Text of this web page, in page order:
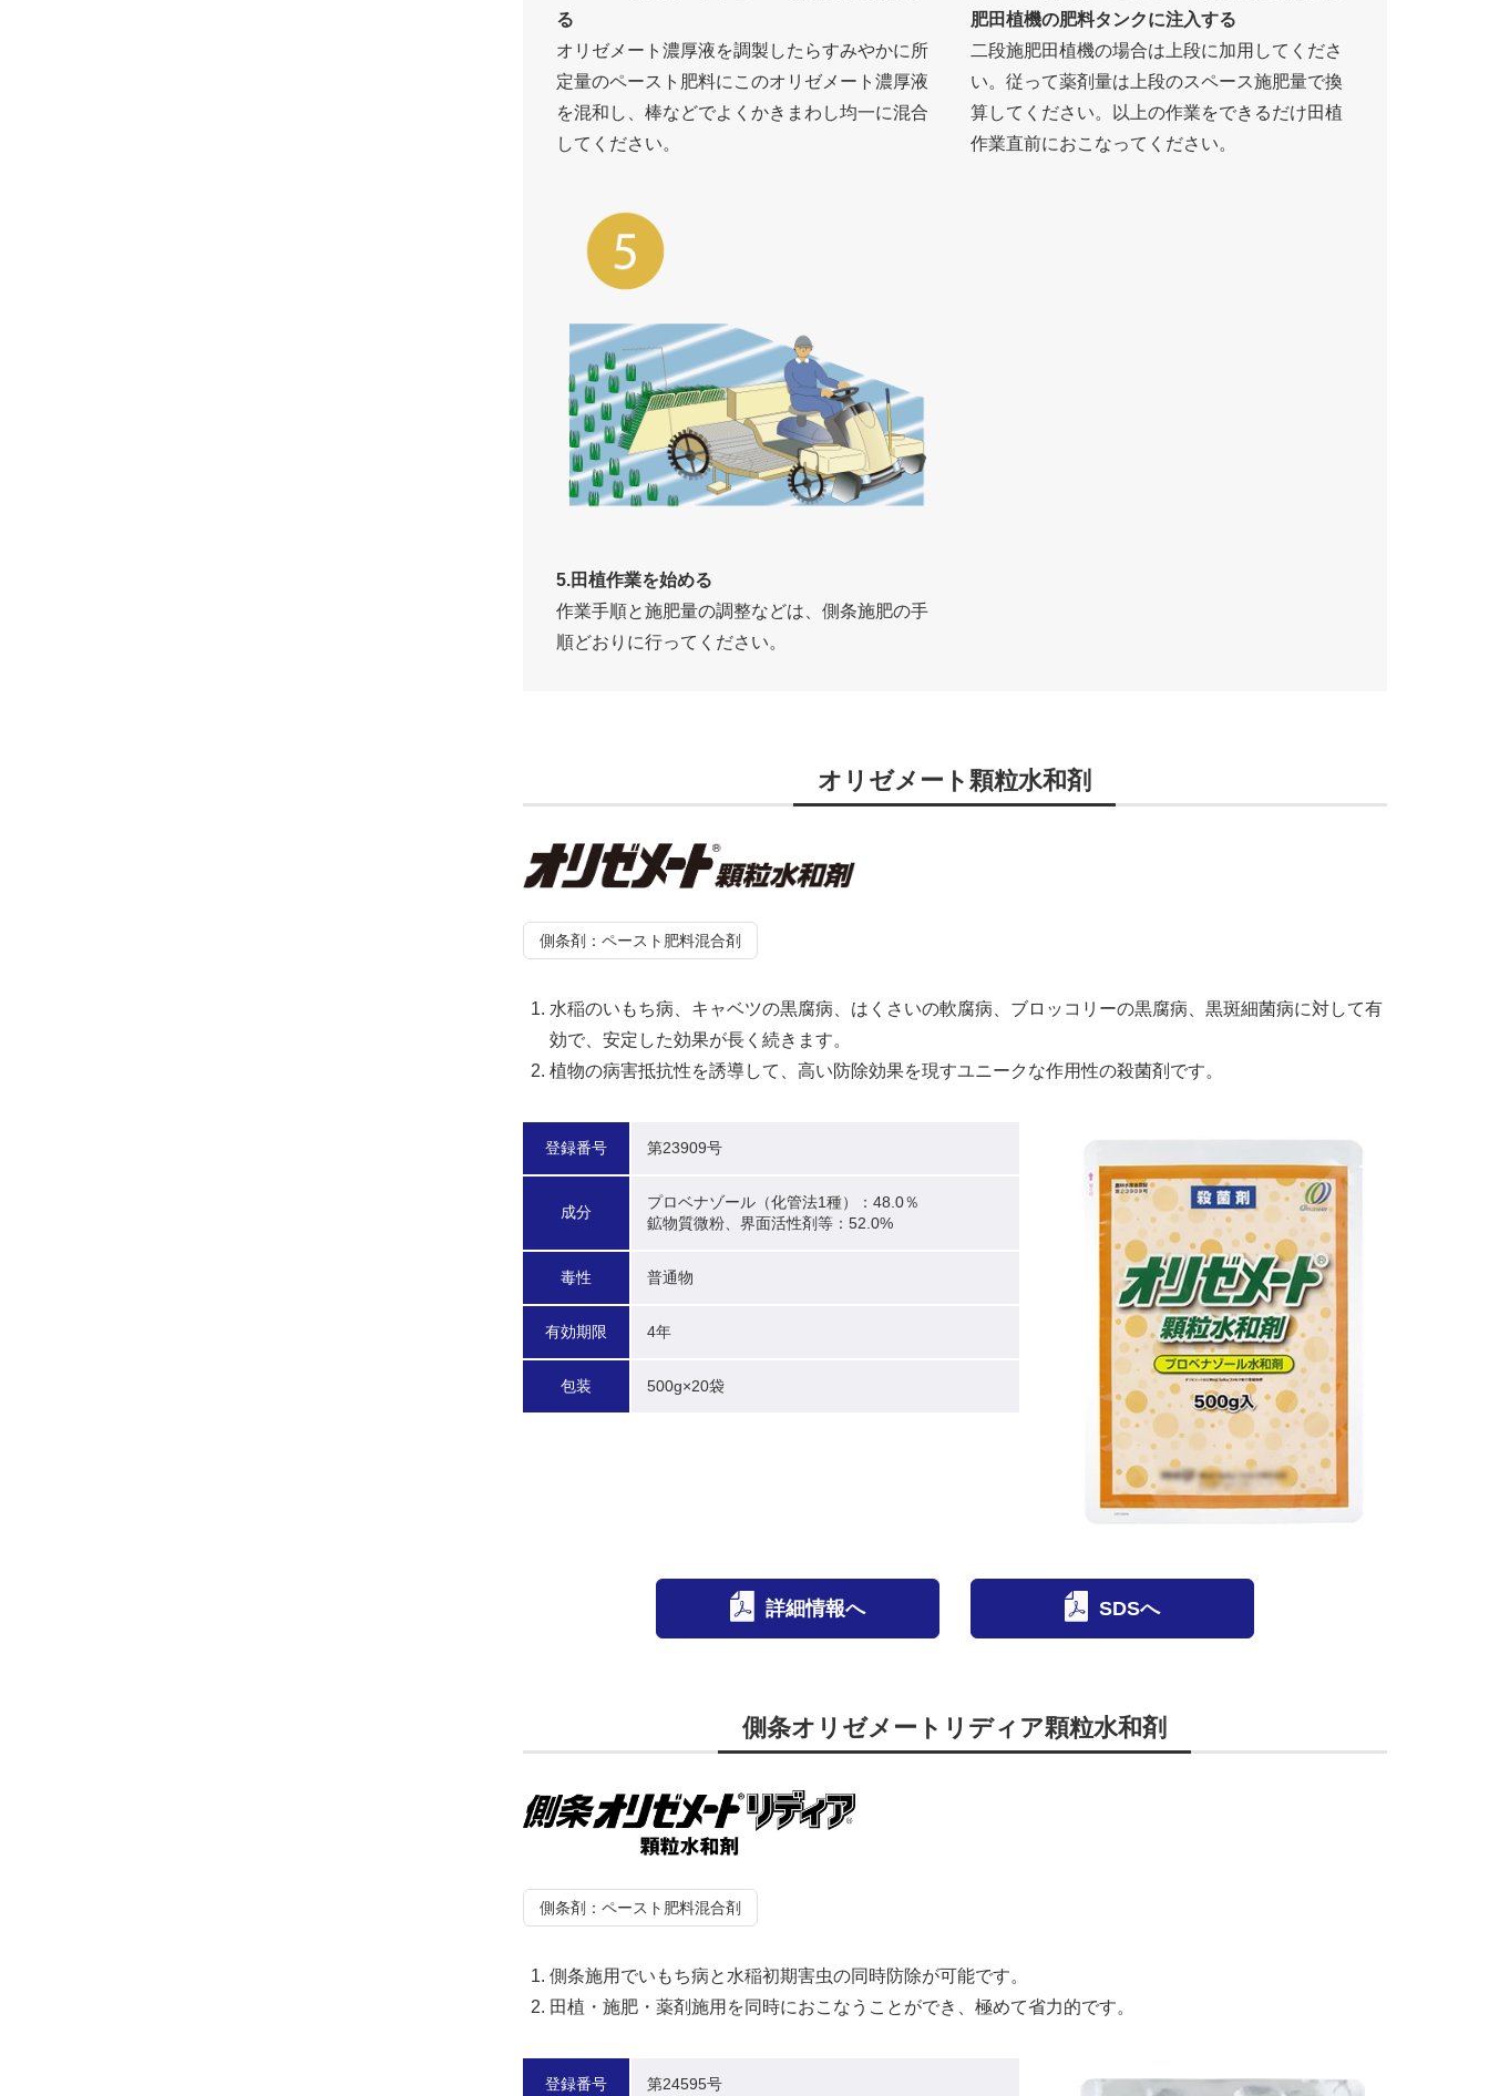
る
オリゼメート濃厚液を調製したらすみやかに所
定量のペースト肥料にこのオリゼメート濃厚液
を混和し、棒などでよくかきまわし均一に混合
してください。
肥田植機の肥料タンクに注入する
二段施肥田植機の場合は上段に加用してくださ
い。従って薬剤量は上段のスペース施肥量で換
算してください。以上の作業をできるだけ田植
作業直前におこなってください。
5.田植作業を始める
作業手順と施肥量の調整などは、側条施肥の手
順どおりに行ってください。
オリゼメート顆粒水和剤
側条剤：ペースト肥料混合剤
水稲のいもち病、キャベツの黒腐病、はくさいの軟腐病、ブロッコリーの黒腐病、黒斑細菌病に対して有
効で、安定した効果が長く続きます。
植物の病害抵抗性を誘導して、高い防除効果を現すユニークな作用性の殺菌剤です。
登録番号 第23909号
成分
プロベナゾール（化管法1種）：48.0％
鉱物質微粉、界面活性剤等：52.0%
毒性 普通物
有効期限 4年
包装 500g×20袋
詳細情報へ SDSへ
側条オリゼメートリディア顆粒水和剤
側条剤：ペースト肥料混合剤
側条施用でいもち病と水稲初期害虫の同時防除が可能です。
田植・施肥・薬剤施用を同時におこなうことができ、極めて省力的です。
登録番号 第24595号